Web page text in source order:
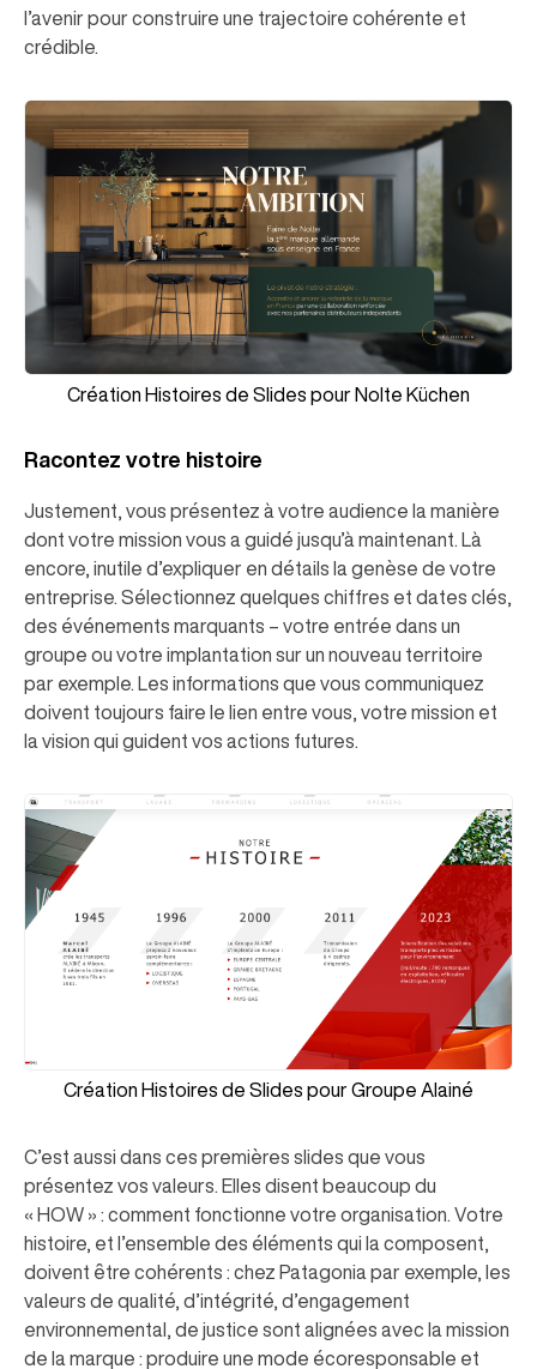
l’avenir pour construire une trajectoire cohérente et
crédible.
Création Histoires de Slides pour Nolte Küchen
Racontez votre histoire
Justement, vous présentez à votre audience la manière
dont votre mission vous a guidé jusqu’à maintenant. Là
encore, inutile d’expliquer en détails la genèse de votre
entreprise. Sélectionnez quelques chiffres et dates clés,
des événements marquants – votre entrée dans un
groupe ou votre implantation sur un nouveau territoire
par exemple. Les informations que vous communiquez
doivent toujours faire le lien entre vous, votre mission et
la vision qui guident vos actions futures.
Création Histoires de Slides pour Groupe Alainé
C’est aussi dans ces premières slides que vous
présentez vos valeurs. Elles disent beaucoup du
« HOW » : comment fonctionne votre organisation. Votre
histoire, et l’ensemble des éléments qui la composent,
doivent être cohérents : chez Patagonia par exemple, les
valeurs de qualité, d’intégrité, d’engagement
environnemental, de justice sont alignées avec la mission
de la marque : produire une mode écoresponsable et